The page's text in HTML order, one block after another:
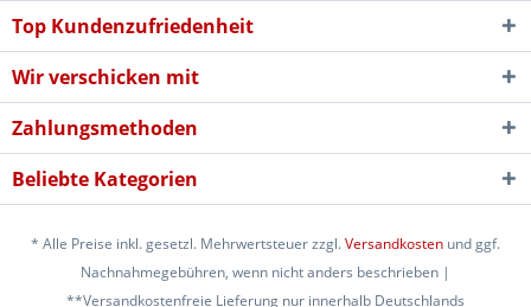
Top Kundenzufriedenheit
Wir verschicken mit
Zahlungsmethoden
Beliebte Kategorien
* Alle Preise inkl. gesetzl. Mehrwertsteuer zzgl.Versandkosten und ggf.
Nachnahmegebühren, wenn nicht anders beschrieben |
**Versandkostenfreie Lieferung nur innerhalb Deutschlands